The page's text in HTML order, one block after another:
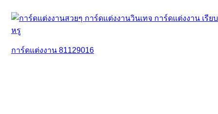
การ์ดแต่งงาน 81129016